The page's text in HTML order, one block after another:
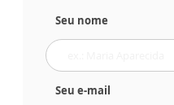
Seu nome
Seu e-mail